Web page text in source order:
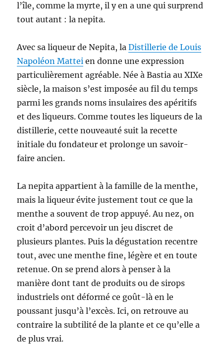
l’île, comme la myrte, il y en a une qui surprend
tout autant : la nepita.
Avec sa liqueur de Nepita, laDistillerie de Louis
Napoléon Mattei en donne une expression
particulièrement agréable. Née à Bastia au XIXe
siècle, la maison s’est imposée au fil du temps
parmi les grands noms insulaires des apéritifs
et des liqueurs. Comme toutes les liqueurs de la
distillerie, cette nouveauté suit la recette
initiale du fondateur et prolonge un savoir-
faire ancien.
La nepita appartient à la famille de la menthe,
mais la liqueur évite justement tout ce que la
menthe a souvent de trop appuyé. Au nez, on
croit d’abord percevoir un jeu discret de
plusieurs plantes. Puis la dégustation recentre
tout, avec une menthe fine, légère et en toute
retenue. On se prend alors à penser à la
manière dont tant de produits ou de sirops
industriels ont déformé ce goût-là en le
poussant jusqu’à l’excès. Ici, on retrouve au
contraire la subtilité de la plante et ce qu’elle a
de plus vrai.